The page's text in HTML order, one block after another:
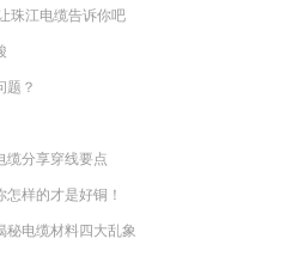
珠江电缆告诉你吧
题？
缆分享穿线要点
样的才是好铜！
秘电缆材料四大乱象